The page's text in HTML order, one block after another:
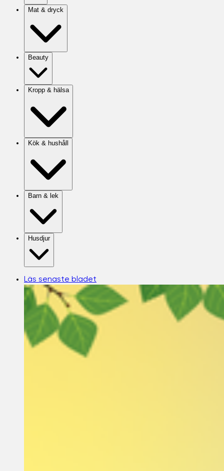
Mat & dryck
Beauty
Kropp & hälsa
Kök & hushåll
Barn & lek
Husdjur
Läs senaste bladet